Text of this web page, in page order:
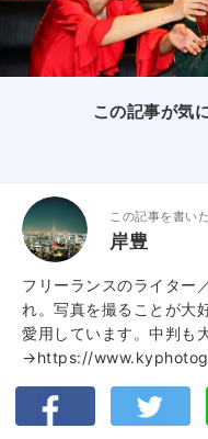
この記事が気
この記事を書い
岸豊
フリーランスのライター
れ。写真を撮ることが大
愛用しています。中判も
→https://